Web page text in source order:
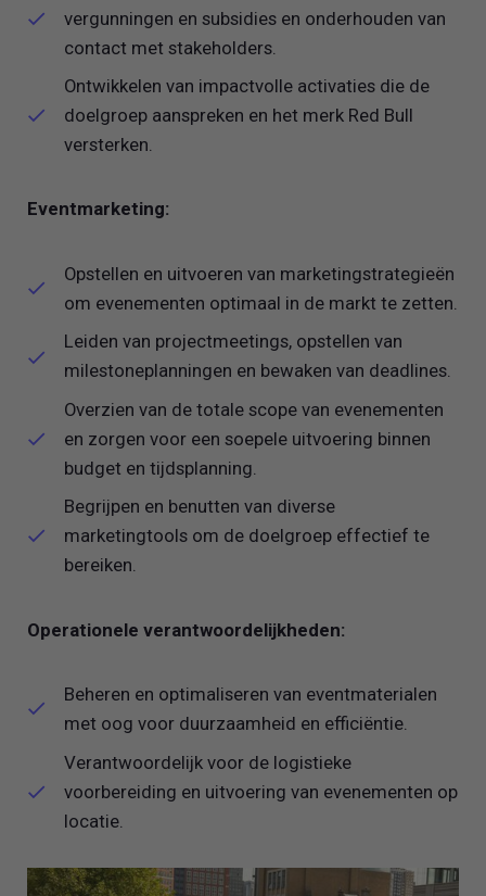
vergunningen en subsidies en onderhouden van
contact met stakeholders.
Ontwikkelen van impactvolle activaties die de
doelgroep aanspreken en het merk Red Bull
versterken.
Eventmarketing:
Opstellen en uitvoeren van marketingstrategieën
om evenementen optimaal in de markt te zetten.
Leiden van projectmeetings, opstellen van
milestoneplanningen en bewaken van deadlines.
Overzien van de totale scope van evenementen
en zorgen voor een soepele uitvoering binnen
budget en tijdsplanning.
Begrijpen en benutten van diverse
marketingtools om de doelgroep effectief te
bereiken.
Operationele verantwoordelijkheden:
Beheren en optimaliseren van eventmaterialen
met oog voor duurzaamheid en efficiëntie.
Verantwoordelijk voor de logistieke
voorbereiding en uitvoering van evenementen op
locatie.